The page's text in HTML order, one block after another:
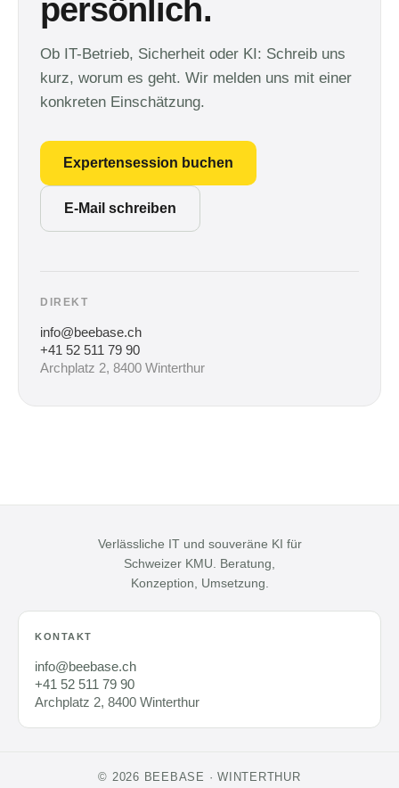
persönlich.
Ob IT-Betrieb, Sicherheit oder KI: Schreib uns
kurz, worum es geht. Wir melden uns mit einer
konkreten Einschätzung.
Expertensession buchen
E-Mail schreiben
DIREKT
info@beebase.ch
+41 52 511 79 90
Archplatz 2, 8400 Winterthur
Verlässliche IT und souveräne KI für
Schweizer KMU. Beratung,
Konzeption, Umsetzung.
KONTAKT
info@beebase.ch
+41 52 511 79 90
Archplatz 2, 8400 Winterthur
© 2026 BEEBASE · WINTERTHUR